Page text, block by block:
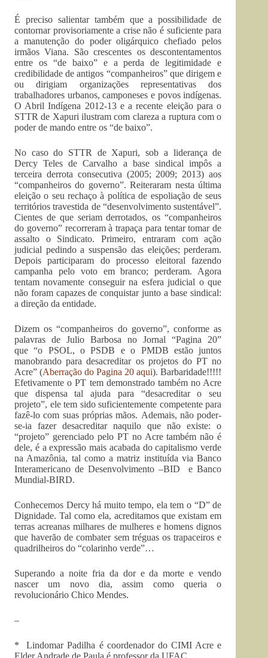
É preciso salientar também que a possibilidade de
contornar provisoriamente a crise não é suficiente para
a manutenção do poder oligárquico chefiado pelos
irmãos Viana. São crescentes os descontentamentos
entre os “de baixo” e a perda de legitimidade e
credibilidade de antigos “companheiros” que dirigem e
ou dirigiam organizações representativas dos
trabalhadores urbanos, camponeses e povos indígenas.
O Abril Indígena 2012-13 e a recente eleição para o
STTR de Xapuri ilustram com clareza a ruptura com o
poder de mando entre os “de baixo”.
No caso do STTR de Xapuri, sob a liderança de
Dercy Teles de Carvalho a base sindical impôs a
terceira derrota consecutiva (2005; 2009; 2013) aos
“companheiros do governo”. Reiteraram nesta última
eleição o seu rechaço à política de espoliação de seus
territórios travestida de “desenvolvimento sustentável”.
Cientes de que seriam derrotados, os “companheiros
do governo” recorreram à trapaça para tentar tomar de
assalto o Sindicato. Primeiro, entraram com ação
judicial pedindo a suspensão das eleições; perderam.
Depois participaram do processo eleitoral fazendo
campanha pelo voto em branco; perderam. Agora
tentam novamente conseguir na esfera judicial o que
não foram capazes de conquistar junto a base sindical:
a direção da entidade.
Dizem os “companheiros do governo”, conforme as
palavras de Julio Barbosa no Jornal “Pagina 20”
que “o PSOL, o PSDB e o PMDB estão juntos
manobrando para desacreditar os projetos do PT no
Acre” (Aberração do Pagina 20 aqui). Barbaridade!!!!!
Efetivamente o PT tem demonstrado também no Acre
que dispensa tal ajuda para “desacreditar o seu
projeto”, ele tem sido suficientemente competente para
fazê-lo com suas próprias mãos. Ademais, não poder-
se-ia fazer desacreditar naquilo que não existe: o
“projeto” gerenciado pelo PT no Acre também não é
dele, é a expressão mais acabada do capitalismo verde
na Amazônia, tal como a matriz instituída via Banco
Interamericano de Desenvolvimento –BID e Banco
Mundial-BIRD.
Conhecemos Dercy há muito tempo, ela tem o “D” de
Dignidade. Tal como ela, acreditamos que existam em
terras acreanas milhares de mulheres e homens dignos
que haverão de combater sem tréguas os trapaceiros e
quadrilheiros do “colarinho verde”…
Superando a noite fria da dor e da morte e vendo
nascer um novo dia, assim como queria o
revolucionário Chico Mendes.
–
* Lindomar Padilha é coordenador do CIMI Acre e
Elder Andrade de Paula é professor da UFAC.